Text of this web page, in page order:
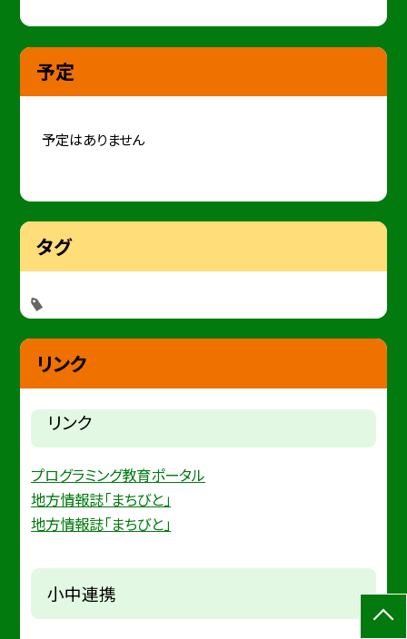
予定
予定はありません
タグ
リンク
リンク
プログラミング教育ポータル
地方情報誌「まちびと」
地方情報誌「まちびと」
小中連携